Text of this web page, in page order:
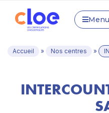
Menu
Accueil » Nos centres »